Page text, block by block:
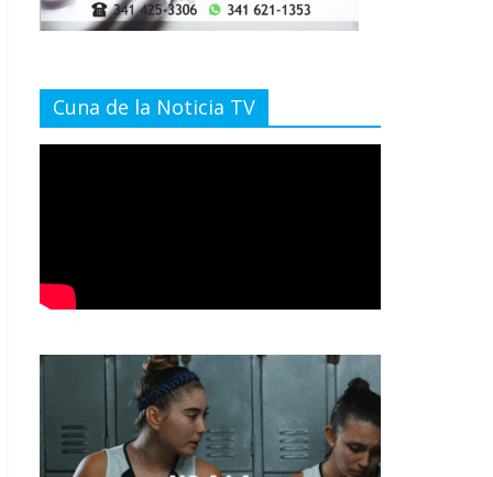
Cuna de la Noticia TV